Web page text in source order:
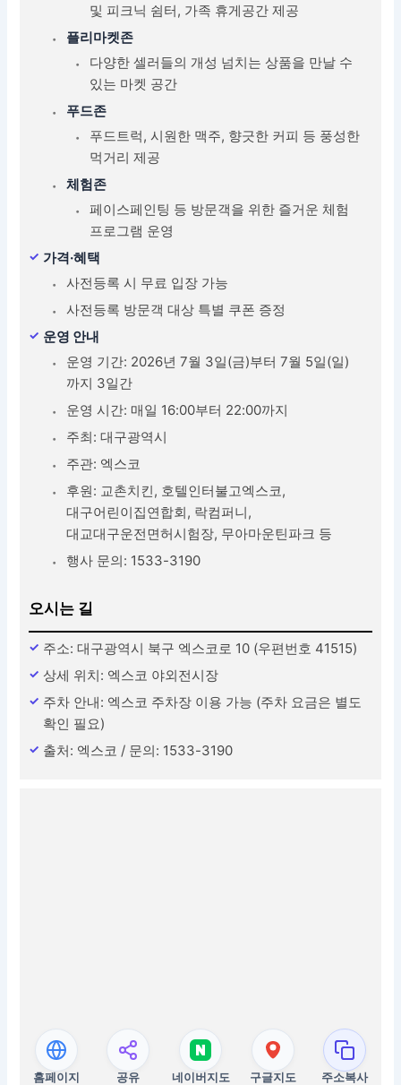
및 피크닉 쉼터, 가족 휴게공간 제공
플리마켓존
다양한 셀러들의 개성 넘치는 상품을 만날 수
있는 마켓 공간
푸드존
푸드트럭, 시원한 맥주, 향긋한 커피 등 풍성한
먹거리 제공
체험존
페이스페인팅 등 방문객을 위한 즐거운 체험
프로그램 운영
가격·혜택
사전등록 시 무료 입장 가능
사전등록 방문객 대상 특별 쿠폰 증정
운영 안내
운영 기간: 2026년 7월 3일(금)부터 7월 5일(일)
까지 3일간
운영 시간: 매일 16:00부터 22:00까지
주최: 대구광역시
주관: 엑스코
후원: 교촌치킨, 호텔인터불고엑스코,
대구어린이집연합회, 락컴퍼니,
대교대구운전면허시험장, 무아마운틴파크 등
행사 문의: 1533-3190
오시는 길
주소: 대구광역시 북구 엑스코로 10 (우편번호 41515)
상세 위치: 엑스코 야외전시장
주차 안내: 엑스코 주차장 이용 가능 (주차 요금은 별도
확인 필요)
출처: 엑스코 / 문의: 1533-3190
홈페이지 공유 네이버지도 구글지도 주소복사